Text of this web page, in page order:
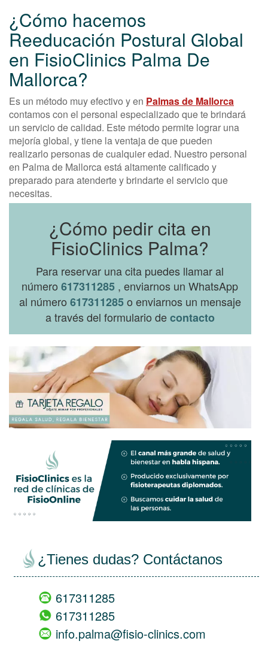
¿Cómo hacemos
Reeducación Postural Global
en FisioClinics Palma De
Mallorca?
Es un método muy efectivo y en Palmas de Mallorca
contamos con el personal especializado que te brindará
un servicio de calidad. Este método permite lograr una
mejoría global, y tiene la ventaja de que pueden
realizarlo personas de cualquier edad. Nuestro personal
en Palma de Mallorca está altamente calificado y
preparado para atenderte y brindarte el servicio que
necesitas.
¿Cómo pedir cita en
FisioClinics Palma?
Para reservar una cita puedes llamar al
número617311285 , enviarnos un WhatsApp
al número 617311285o enviarnos un mensaje
a través del formulario decontacto
¿Tienes dudas? Contáctanos
617311285
617311285
info.palma@fisio-clinics.com